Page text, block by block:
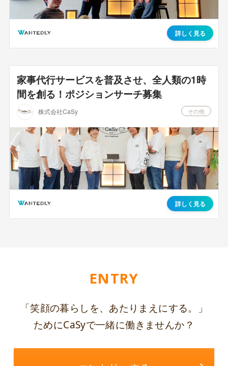
ENTRY
「笑顔の暮らしを、あたりまえにする。」
ためにCaSyで一緒に働きませんか？